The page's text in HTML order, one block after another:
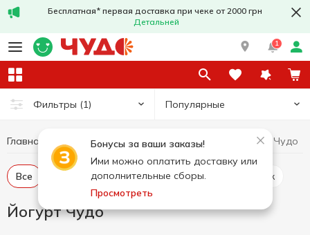
Бесплатная* первая доставка при чеке от 2000 грн
Детальней
1
Фильтры (1) Популярные
Бонусы за ваши заказы!
Ими можно оплатить доставку или
дополнительные сборы.
Просмотреть
Главная Яйца и молочные продукты Йогурт Йогурт Чудо
Все Йогурт с добавками Йогурт без добавок
Йогурт Чудо